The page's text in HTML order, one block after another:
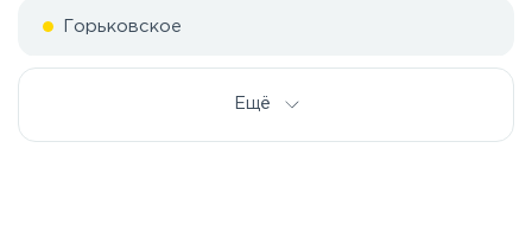
Горьковское
Ещё